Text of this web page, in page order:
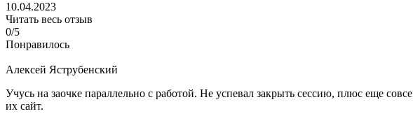
10.04.2023
Читать весь отзыв
0/5
Понравилось
Алексей Яструбенский
Учусь на заочке параллельно с работой. Не успевал закрыть сессию, плюс еще
их сайт.